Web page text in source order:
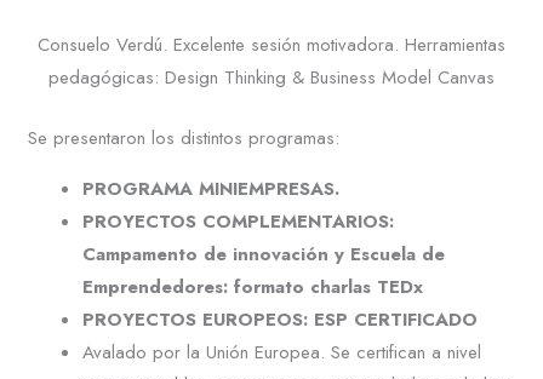
Consuelo Verdú. Excelente sesión motivadora. Herramientas
pedagógicas: Design Thinking & Business Model Canvas
Se presentaron los distintos programas:
PROGRAMA MINIEMPRESAS.
PROYECTOS COMPLEMENTARIOS:
Campamento de innovación y Escuela de
Emprendedores: formato charlas TEDx
PROYECTOS EUROPEOS: ESP CERTIFICADO
Avalado por la Unión Europea. Se certifican a nivel